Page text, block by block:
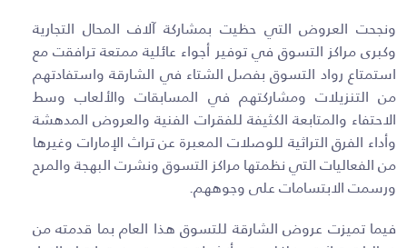
ونجحت العروض التي حظيت بمشاركة آلاف المحال التجارية
وكبرى مراكز التسوق في توفير أجواء عائلية ممتعة ترافقت مع
استمتاع رواد التسوق بفصل الشتاء في الشارقة واستفادتهم
من التنزيلات ومشاركتهم في المسابقات والألعاب وسط
الاحتفاء والمتابعة الكثيفة للفقرات الفنية والعروض المدهشة
وأداء الفرق التراثية للوصلات المعبرة عن تراث الإمارات وغيرها
من الفعاليات التي نظمتها مراكز التسوق ونشرت البهجة والمرح
ورسمت الابتسامات على وجوههم.
فيما تميزت عروض الشارقة للتسوق هذا العام بما قدمته من